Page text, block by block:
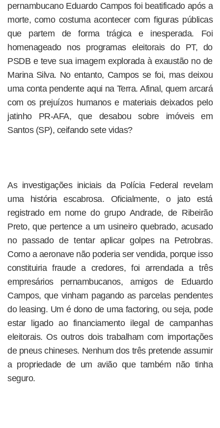
pernambucano Eduardo Campos foi beatificado após a
morte, como costuma acontecer com figuras públicas
que partem de forma trágica e inesperada. Foi
homenageado nos programas eleitorais do PT, do
PSDB e teve sua imagem explorada à exaustão no de
Marina Silva. No entanto, Campos se foi, mas deixou
uma conta pendente aqui na Terra. Afinal, quem arcará
com os prejuízos humanos e materiais deixados pelo
jatinho PR-AFA, que desabou sobre imóveis em
Santos (SP), ceifando sete vidas?
As investigações iniciais da Polícia Federal revelam
uma história escabrosa. Oficialmente, o jato está
registrado em nome do grupo Andrade, de Ribeirão
Preto, que pertence a um usineiro quebrado, acusado
no passado de tentar aplicar golpes na Petrobras.
Como a aeronave não poderia ser vendida, porque isso
constituiria fraude a credores, foi arrendada a três
empresários pernambucanos, amigos de Eduardo
Campos, que vinham pagando as parcelas pendentes
do leasing. Um é dono de uma factoring, ou seja, pode
estar ligado ao financiamento ilegal de campanhas
eleitorais. Os outros dois trabalham com importações
de pneus chineses. Nenhum dos três pretende assumir
a propriedade de um avião que também não tinha
seguro.